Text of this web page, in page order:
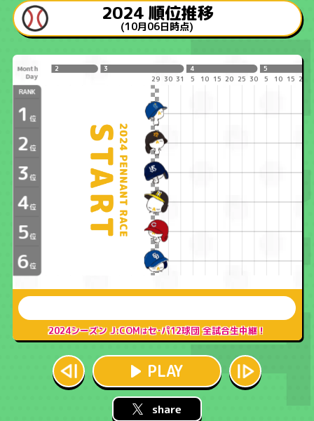
プレゼント ･イベント
J:COMプロ野球アプリ
印刷用カレンダー ダウンロード
J:COMプロ野球ガイド
ざっくぅで見る！？ プロ野球 順位推移
2024 順位推移
(10月06日時点)
Month
Day
RANK
1 位
2位
3位
4位
5位
6位
2
3
29 30 31
4
5
10 15 20 25 30
5
5
10 15 20
2024シーズン J:COMはセ･パ12球団 全試合生中継！
PLAY
share